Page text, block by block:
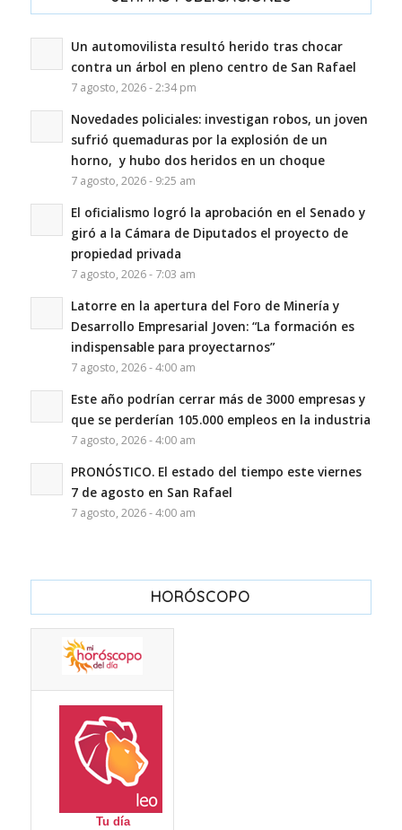
Un automovilista resultó herido tras chocar
contra un árbol en pleno centro de San Rafael
7 agosto, 2026 - 2:34 pm
Novedades policiales: investigan robos, un joven
sufrió quemaduras por la explosión de un
horno, y hubo dos heridos en un choque
7 agosto, 2026 - 9:25 am
El oficialismo logró la aprobación en el Senado y
giró a la Cámara de Diputados el proyecto de
propiedad privada
7 agosto, 2026 - 7:03 am
Latorre en la apertura del Foro de Minería y
Desarrollo Empresarial Joven: “La formación es
indispensable para proyectarnos”
7 agosto, 2026 - 4:00 am
Este año podrían cerrar más de 3000 empresas y
que se perderían 105.000 empleos en la industria
7 agosto, 2026 - 4:00 am
PRONÓSTICO. El estado del tiempo este viernes
7 de agosto en San Rafael
7 agosto, 2026 - 4:00 am
HORÓSCOPO